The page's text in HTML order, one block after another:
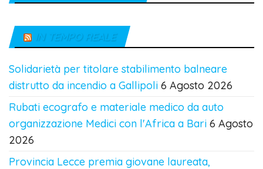
IN TEMPO REALE
Solidarietà per titolare stabilimento balneare
distrutto da incendio a Gallipoli 6 Agosto 2026
Rubati ecografo e materiale medico da auto
organizzazione Medici con l'Africa a Bari 6 Agosto
2026
Provincia Lecce premia giovane laureata,